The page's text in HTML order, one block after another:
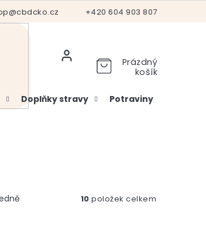
+420 604 903 807
Vrácení a reklamace
Prázdný
košík
Doplňky stravy Potraviny
10 položek celkem